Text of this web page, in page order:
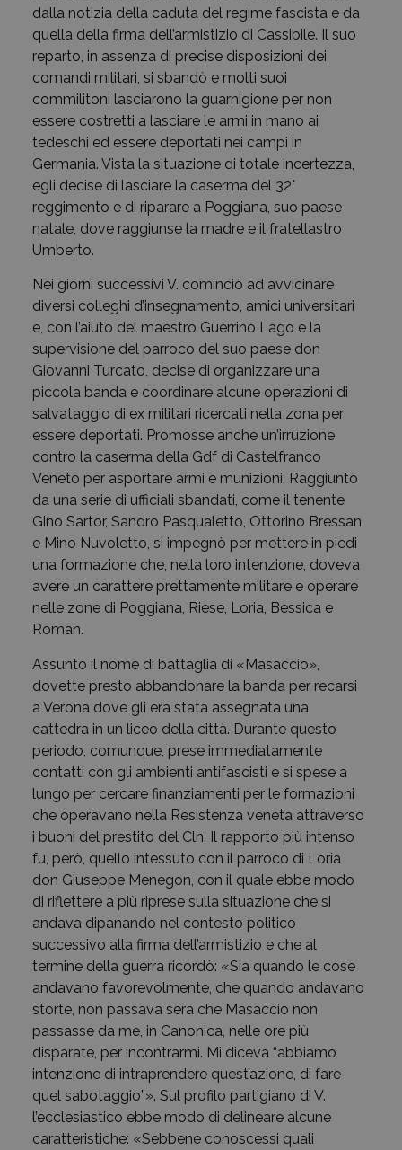
dalla notizia della caduta del regime fascista e da
quella della firma dell’armistizio di Cassibile. Il suo
reparto, in assenza di precise disposizioni dei
comandi militari, si sbandò e molti suoi
commilitoni lasciarono la guarnigione per non
essere costretti a lasciare le armi in mano ai
tedeschi ed essere deportati nei campi in
Germania. Vista la situazione di totale incertezza,
egli decise di lasciare la caserma del 32°
reggimento e di riparare a Poggiana, suo paese
natale, dove raggiunse la madre e il fratellastro
Umberto.
Nei giorni successivi V. cominciò ad avvicinare
diversi colleghi d’insegnamento, amici universitari
e, con l’aiuto del maestro Guerrino Lago e la
supervisione del parroco del suo paese don
Giovanni Turcato, decise di organizzare una
piccola banda e coordinare alcune operazioni di
salvataggio di ex militari ricercati nella zona per
essere deportati. Promosse anche un’irruzione
contro la caserma della Gdf di Castelfranco
Veneto per asportare armi e munizioni. Raggiunto
da una serie di ufficiali sbandati, come il tenente
Gino Sartor, Sandro Pasqualetto, Ottorino Bressan
e Mino Nuvoletto, si impegnò per mettere in piedi
una formazione che, nella loro intenzione, doveva
avere un carattere prettamente militare e operare
nelle zone di Poggiana, Riese, Loria, Bessica e
Roman.
Assunto il nome di battaglia di «Masaccio»,
dovette presto abbandonare la banda per recarsi
a Verona dove gli era stata assegnata una
cattedra in un liceo della città. Durante questo
periodo, comunque, prese immediatamente
contatti con gli ambienti antifascisti e si spese a
lungo per cercare finanziamenti per le formazioni
che operavano nella Resistenza veneta attraverso
i buoni del prestito del Cln. Il rapporto più intenso
fu, però, quello intessuto con il parroco di Loria
don Giuseppe Menegon, con il quale ebbe modo
di riflettere a più riprese sulla situazione che si
andava dipanando nel contesto politico
successivo alla firma dell’armistizio e che al
termine della guerra ricordò: «Sia quando le cose
andavano favorevolmente, che quando andavano
storte, non passava sera che Masaccio non
passasse da me, in Canonica, nelle ore più
disparate, per incontrarmi. Mi diceva “abbiamo
intenzione di intraprendere quest’azione, di fare
quel sabotaggio”». Sul profilo partigiano di V.
l’ecclesiastico ebbe modo di delineare alcune
caratteristiche: «Sebbene conoscessi quali